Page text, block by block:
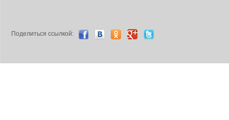
Поделиться ccылкой: